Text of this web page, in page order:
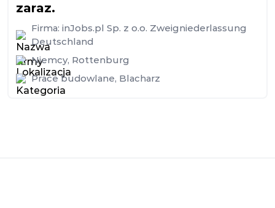
zaraz.
Firma: inJobs.pl Sp. z o.o. Zweigniederlassung
Deutschland
Niemcy, Rottenburg
Prace budowlane, Blacharz